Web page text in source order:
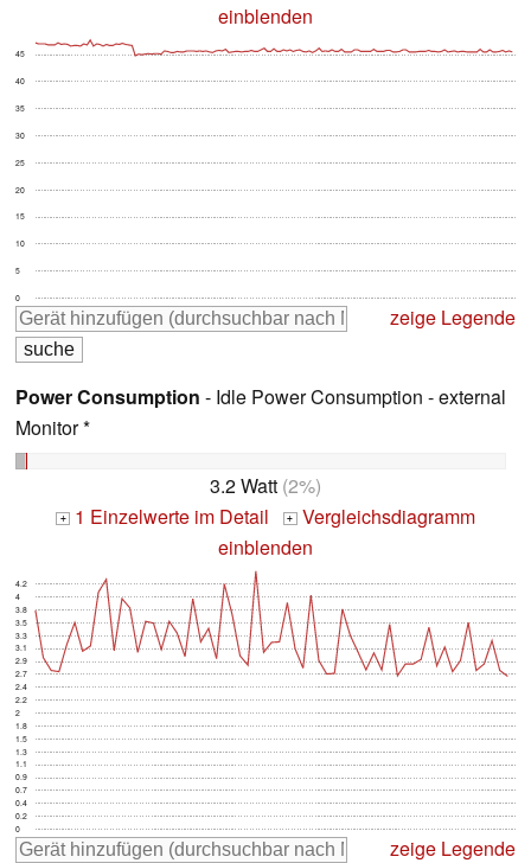
einblenden
0
5
10
15
20
25
30
35
40
45
zeige Legende
Power Consumption - Idle Power Consumption - external
Monitor *
3.2 Watt (2%)
+ 1 Einzelwerte im Detail + Vergleichsdiagramm
einblenden
0
0.2
0.4
0.7
0.9
1.1
1.3
1.5
1.8
2
2.2
2.4
2.7
2.9
3.1
3.3
3.5
3.8
4
4.2
zeige Legende